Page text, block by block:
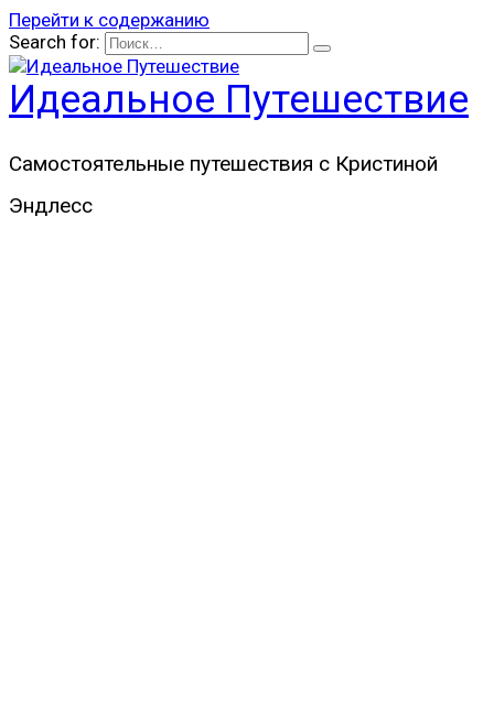
Перейти к содержанию
Search for:
Идеальное Путешествие
Самостоятельные путешествия с Кристиной
Эндлесс